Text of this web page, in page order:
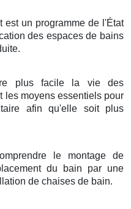
est un programme de l'État
des espaces de bains
plus facile la vie des
les moyens essentiels pour
afin qu'elle soit plus
le montage de
du bain par une
de chaises de bain.